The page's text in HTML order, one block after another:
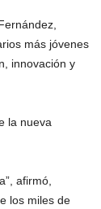
más jóvenes
innovación y
la nueva
afirmó,
los miles de